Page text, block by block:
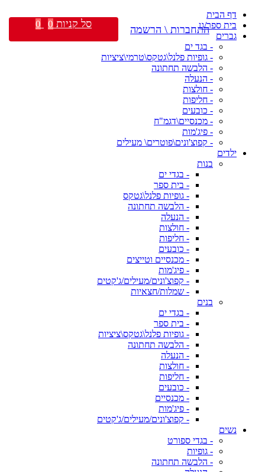
דף הבית
בית ספר/גן
גברים
- בגד ים
- גופיות פלנל\גטקס\טרמי\ציציות
- הלבשה תחתונה
- הנעלה
- חולצות
- חליפות
- כובעים
- מכנסיים\דגמ"ח
- פיג'מות
- קפוצ'ונים\פוטרים\ מעילים
ילדים
בנות
- בגדי ים
- בית ספר
- גופיות פלנל\גטקס
- הלבשה תחתונה
- הנעלה
- חולצות
- חליפות
- כובעים
- מכנסיים וטייצים
- פיג'מות
- קפוצ'ונים/מעילים/ג'קטים
- שמלות/חצאיות
בנים
- בגדי ים
- בית ספר
- גופיות פלנל\גטקס\ציציות
- הלבשה תחתונה
- הנעלה
- חולצות
- חליפות
- כובעים
- מכנסיים
- פיג'מות
- קפוצ'ונים/מעילים/ג'קטים
נשים
- בגדי ספורט
- גופיות
- הלבשה תחתונה
התחברות \ הרשמה סל קניות 0
0